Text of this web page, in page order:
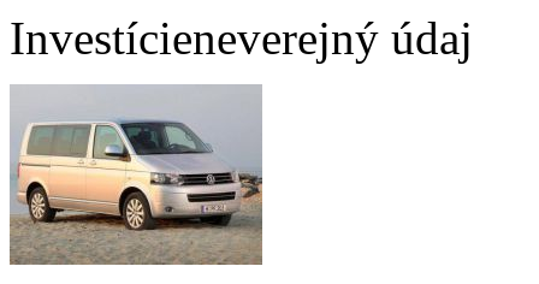
Investícieneverejný údaj